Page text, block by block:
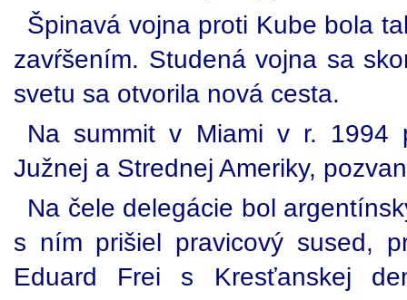
Špinavá vojna proti Kube bola
zavŕšením. Studená vojna sa
svetu sa otvorila nová cesta.
Na summit v Miami v r. 1994
Južnej a Strednej Ameriky,
Na čele delegácie bol
s ním prišiel pravicový sused,
Eduard Frei s Kresťanskej